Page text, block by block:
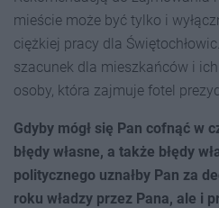
mieście może być tylko i
ciężkiej pracy dla
szacunek dla mieszkańców i
osoby, która zajmuje fotel
Gdyby mógł się Pan cofnąć w
błędy własne, a także błędy
politycznego uznałby Pan za
roku władzy przez Pana, ale i